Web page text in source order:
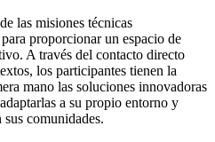
las misiones técnicas
proporcionar un espacio de
A través del contacto directo
los participantes tienen la
mano las soluciones innovadoras
a su propio entorno y
comunidades.